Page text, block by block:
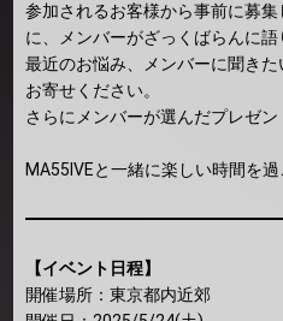
参加されるお客様から事前に募
に、メンバーがざっくばらんに語
最近のお悩み、メンバーに聞き
お寄せください。
さらにメンバーが選んだプレゼ
MA55IVEと一緒に楽しい時間を過
【イベント日程】
開催場所：東京都内近郊